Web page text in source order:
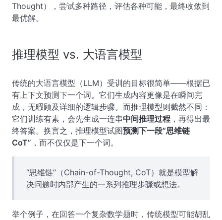
Thought），尝试多种路径，评估各种可能，最终收敛到
最优解。
推理模型 vs. 大语言模型
传统的大语言模型（LLM）受训的目标很简单——根据已
有上下文预测下一个词。它们生成内容更像是在瞬间完
成，无暇顾及详细的逻辑步骤。而推理模型则截然不同：
它们训练有素，会先生成一连串中间推理过程 ，再得出最
终答案。换言之，推理模型试图预测下一段“思维链
CoT” ，而不仅仅是下一个词。
“思维链”（Chain-of-Thought, CoT）就是模型解
决问题时内部产生的一系列推理步骤或想法。
举个例子，在回答一个复杂数学题时，传统模型可能胡乱